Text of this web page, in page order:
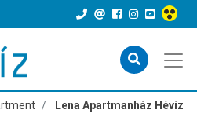
Lena Apartmanház Hévíz